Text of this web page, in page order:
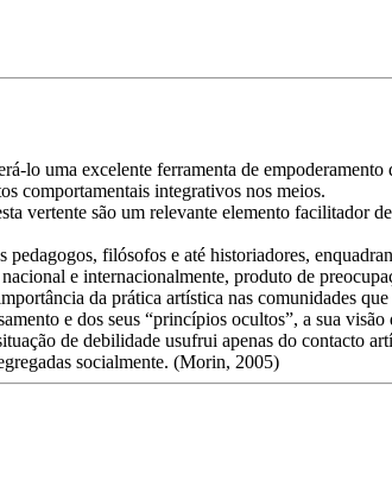
lo uma excelente ferramenta de
comportamentais integrativos nos meios.
vertente são um relevante elemento facilitador
filósofos e até historiadores,
e internacionalmente, produto de
da prática artística nas comunidades
e dos seus “princípios ocultos”, a sua
de debilidade usufrui apenas do contacto
socialmente. (Morin, 2005)